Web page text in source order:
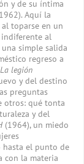
y de su íntima
1962). Aquí la
toparse en un
al
simple salida
regreso a
La legión
y del destino
preguntas
otros: qué tonta
y del
(1964), un miedo
hasta el punto de
con la materia